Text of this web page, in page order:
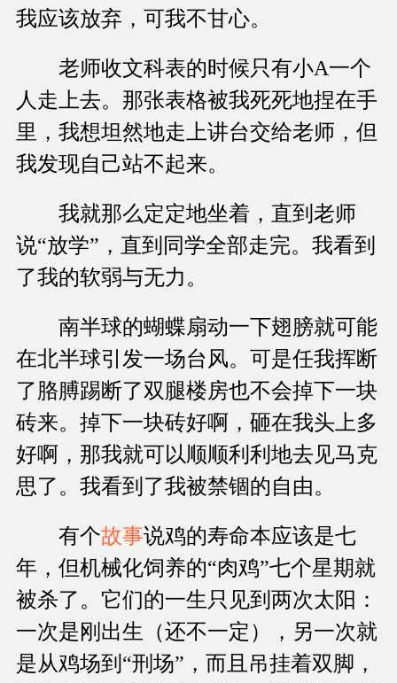
我应该放弃，可我不甘心。
老师收文科表的时候只有小A一个
人走上去。那张表格被我死死地捏在手
里，我想坦然地走上讲台交给老师，但
我发现自己站不起来。
我就那么定定地坐着，直到老师
说“放学”，直到同学全部走完。我看到
了我的软弱与无力。
南半球的蝴蝶扇动一下翅膀就可能
在北半球引发一场台风。可是任我挥断
了胳膊踢断了双腿楼房也不会掉下一块
砖来。掉下一块砖好啊，砸在我头上多
好啊，那我就可以顺顺利利地去见马克
思了。我看到了我被禁锢的自由。
有个故事说鸡的寿命本应该是七
年，但机械化饲养的“肉鸡”七个星期就
被杀了。它们的一生只见到两次太阳：
一次是刚出生（还不一定），另一次就
是从鸡场到“刑场”，而且吊挂着双脚，